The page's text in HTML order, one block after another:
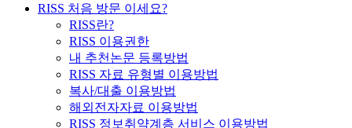
RISS 처음 방문 이세요?
RISS란?
RISS 이용권한
내 추천논문 등록방법
RISS 자료 유형별 이용방법
복사/대출 이용방법
해외전자자료 이용방법
RISS 정보취약계층 서비스 이용방법